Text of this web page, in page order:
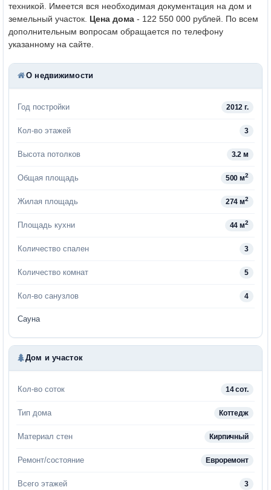
техникой. Имеется вся необходимая документация на дом и
земельный участок. Цена дома - 122 550 000 рублей.
По всем
дополнительным вопросам обращается по телефону
указанному на сайте.
О недвижимости
Год постройки 2012 г.
Кол-во этажей 3
Высота потолков 3.2 м
Общая площадь 500 м2
Жилая площадь 274 м2
Площадь кухни 44 м2
Количество спален 3
Количество комнат 5
Кол-во санузлов 4
Сауна
Дом и участок
Кол-во соток 14 сот.
Тип дома Коттедж
Материал стен Кирпичный
Ремонт/состояние Евроремонт
Всего этажей 3